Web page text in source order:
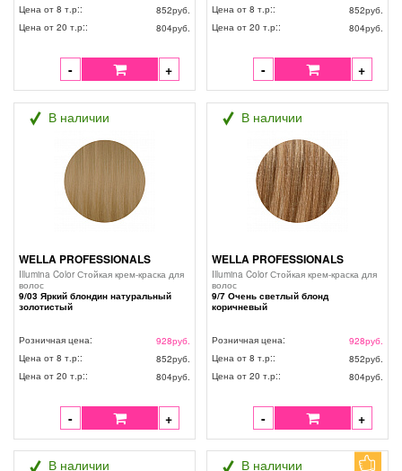
Цена от 8 т.р::
852руб.
Цена от 20 т.р::
804руб.
- +
Цена от 8 т.р::
852руб.
Цена от 20 т.р::
804руб.
- +
В наличии
WELLA PROFESSIONALS
Illumina Color Стойкая крем-краска для
волос
9/03 Яркий блондин натуральный
золотистый
Розничная цена: 928руб.
Цена от 8 т.р::
852руб.
Цена от 20 т.р::
804руб.
- +
В наличии
WELLA PROFESSIONALS
Illumina Color Стойкая крем-краска для
волос
9/7 Очень светлый блонд
коричневый
Розничная цена: 928руб.
Цена от 8 т.р::
852руб.
Цена от 20 т.р::
804руб.
- +
В наличии В наличии